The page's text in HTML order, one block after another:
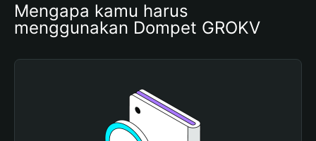
Mengapa kamu harus
menggunakan Dompet GROKV